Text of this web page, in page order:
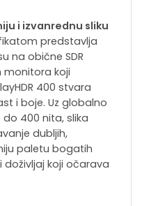
i izvanrednu sliku
predstavlja
na obične SDR
monitora koji
400 stvara
i boje. Uz globalno
400 nita, slika
dubljih,
paletu bogatih
doživljaj koji očarava